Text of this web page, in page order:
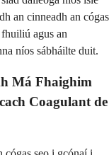
an cinneadh an cógas
agus an
níos sábháilte duit.
Má Fhaighim
Coagulant de